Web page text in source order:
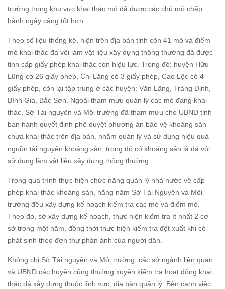
trường trong khu vực khai thác mỏ đã được các chủ mỏ chấp
hành ngày càng tốt hơn.
Theo số liệu thống kê, hiện trên địa bàn tỉnh còn 41 mỏ và điểm
mỏ khai thác đá vôi làm vật liệu xây dựng thông thường đã được
tỉnh cấp giấy phép khai thác còn hiệu lực. Trong đó: huyện Hữu
Lũng có 26 giấy phép, Chi Lăng có 3 giấy phép, Cao Lộc có 4
giấy phép, còn lại tập trung ở các huyện: Văn Lãng, Tràng Định,
Bình Gia, Bắc Sơn. Ngoài tham mưu quản lý các mỏ đang khai
thác, Sở Tài nguyên và Môi trường đã tham mưu cho UBND tỉnh
ban hành quyết định phê duyệt phương án bảo vệ khoáng sản
chưa khai thác trên địa bàn, nhằm quản lý và sử dụng hiệu quả
nguồn tài nguyên khoáng sản, trong đó có khoáng sản là đá vôi
sử dụng làm vật liệu xây dựng thông thường.
Trong quá trình thực hiện chức năng quản lý nhà nước về cấp
phép khai thác khoáng sản, hằng năm Sở Tài Nguyên và Môi
trường đều xây dựng kế hoạch kiểm tra các mỏ và điểm mỏ.
Theo đó, sở xây dựng kế hoạch, thực hiện kiểm tra ít nhất 2 cơ
sở trong một năm, đồng thời thực hiện kiểm tra đột xuất khi có
phát sinh theo đơn thư phản ánh của người dân.
Không chỉ Sở Tài nguyên và Môi trường, các sở ngành liên quan
và UBND các huyện cũng thường xuyên kiểm tra hoạt động khai
thác đá xây dựng thuộc lĩnh vực, địa bàn quản lý. Bên cạnh việc